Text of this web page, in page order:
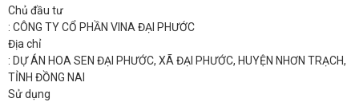
Chủ đầu tư
: CÔNG TY CỔ PHẦN VINA ĐẠI PHƯỚC
Địa chỉ
: DỰ ÁN HOA SEN ĐẠI PHƯỚC, XÃ ĐẠI PHƯỚC, HUYỆN NHƠN TRẠCH,
TỈNH ĐỒNG NAI
Sử dụng